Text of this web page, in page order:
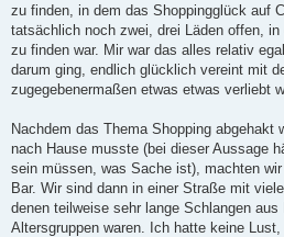
zu finden, in dem das Shoppingglück auf
tatsächlich noch zwei, drei Läden offen,
zu finden war. Mir war das alles relativ
darum ging, endlich glücklich vereint mit
zugegebenermaßen etwas etwas verliebt
Nachdem das Thema Shopping abgehakt
nach Hause musste (bei dieser Aussage
sein müssen, was Sache ist), machten
Bar. Wir sind dann in einer Straße mit
denen teilweise sehr lange Schlangen
Altersgruppen waren. Ich hatte keine